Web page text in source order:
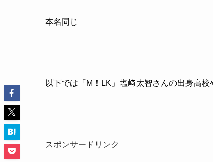
本名同じ
以下では「M！LK」塩﨑太智さんの出身高
スポンサードリンク